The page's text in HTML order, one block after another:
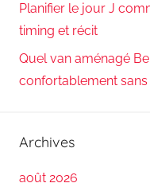
Planifier le jour J
timing et récit
Quel van aménagé
confortablement sans
Archives
août 2026